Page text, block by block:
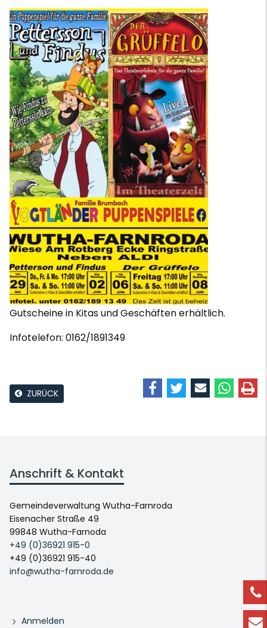
Gutscheine in Kitas und Geschäften erhältlich.
Infotelefon: 0162/1891349
ZURÜCK
Anschrift & Kontakt
Gemeindeverwaltung Wutha-Farnroda
Eisenacher Straße 49
99848 Wutha-Farnoda
+49 (0)36921 915-0
+49 (0)36921 915-40
info@wutha-farnroda.de
Anmelden